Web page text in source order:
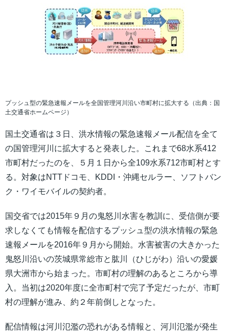
プッシュ型の緊急速報メールを全国管理河川沿い市町村に拡大する（出典：国
土交通省ホームページ）
国土交通省は３日、洪水情報の緊急速報メール配信を全て
の国管理河川に拡大すると発表した。これまで68水系412
市町村だったのを、５月１日から全109水系712市町村とす
る。対象はNTTドコモ、KDDI・沖縄セルラー、ソフトバン
ク・ワイモバイルの契約者。
国交省では2015年９月の鬼怒川水害を教訓に、受信側が要
求しなくても情報を配信するプッシュ型の洪水情報の緊急
速報メールを2016年９月から開始。水害被害の大きかった
鬼怒川沿いの茨城県常総市と肱川（ひじがわ）沿いの愛媛
県大洲市から始まった。市町村の理解のあるところから導
入。当初は2020年度に全市町村で完了予定だったが、市町
村の理解が進み、約２年前倒しとなった。
配信情報は河川氾濫の恐れがある情報と、河川氾濫が発生